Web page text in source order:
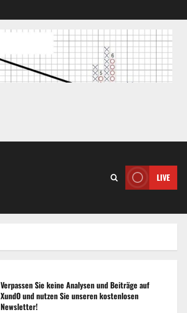
LIVE
Verpassen Sie keine Analysen und Beiträge auf
XundO und nutzen Sie unseren kostenlosen
Newsletter!